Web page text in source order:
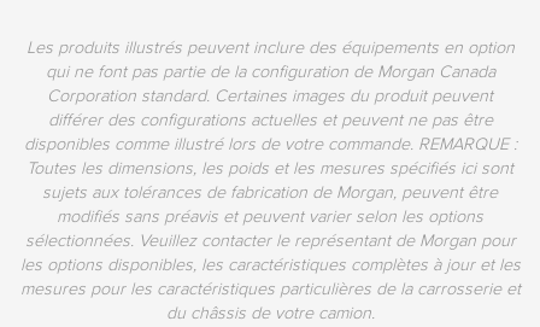
Les produits illustrés peuvent inclure des équipements en option
qui ne font pas partie de la configuration de Morgan Canada
Corporation standard. Certaines images du produit peuvent
différer des configurations actuelles et peuvent ne pas être
disponibles comme illustré lors de votre commande. REMARQUE :
Toutes les dimensions, les poids et les mesures spécifiés ici sont
sujets aux tolérances de fabrication de Morgan, peuvent être
modifiés sans préavis et peuvent varier selon les options
sélectionnées. Veuillez contacter le représentant de Morgan pour
les options disponibles, les caractéristiques complètes à jour et les
mesures pour les caractéristiques particulières de la carrosserie et
du châssis de votre camion.